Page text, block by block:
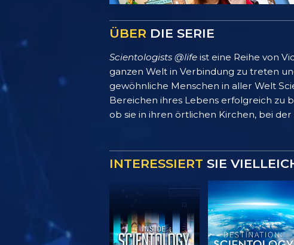
ÜBER DIE SERIE
Scientologists @life ist eine Reihe von
ganzen Welt in Verbindung zu treten
gewöhnliche Menschen in aller Welt
Bereichen ihres Lebens erfolgreich zu
ob sie in ihren örtlichen Kirchen, bei
INTERESSIERT SIE